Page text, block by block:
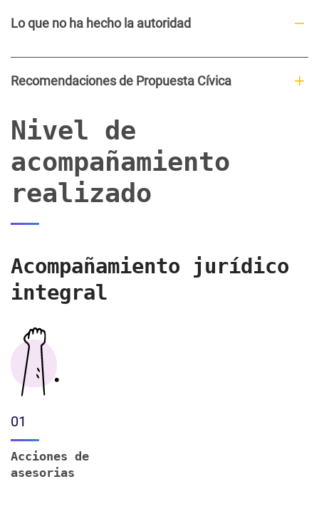
Lo que no ha hecho la autoridad
Recomendaciones de Propuesta Cívica
Nivel de
acompañamiento
realizado
Acompañamiento jurídico
integral
01
Acciones de
asesorias